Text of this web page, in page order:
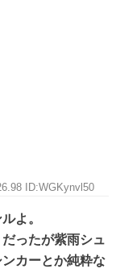
ID:WGKynvl50
よ。
ったが紫雨シュ
カーとか純粋な